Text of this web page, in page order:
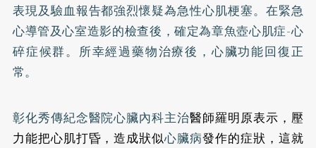
表現及驗血報告都強烈懷疑為急性心肌梗塞。在緊急
心導管及心室造影的檢查後，確定為章魚壺心肌症-心
碎症候群。所幸經過藥物治療後，心臟功能回復正
常。
彰化秀傳紀念醫院心臟內科主治醫師羅明原表示，壓
力能把心肌打昏，造成狀似心臟病發作的症狀，這就